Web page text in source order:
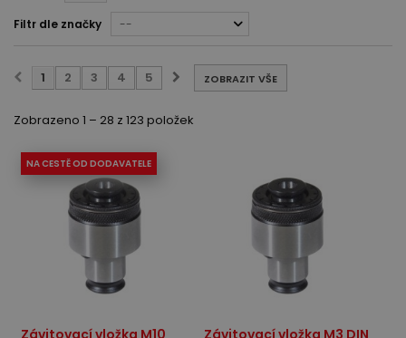
Filtr dle značky --
ZOBRAZIT VŠE
1 2 3 4 5
Zobrazeno 1 – 28 z 123 položek
NA CESTĚ OD DODAVATELE
Závitovací vložka M10
Závitovací vložka M3 DIN